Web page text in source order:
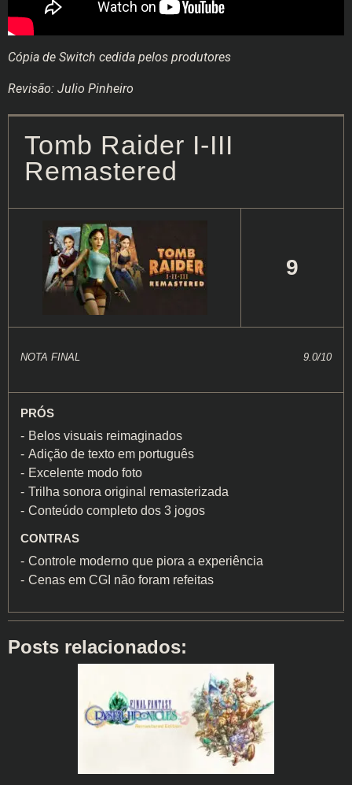
Cópia de Switch cedida pelos produtores
Revisão: Julio Pinheiro
Tomb Raider I-III
Remastered
9
NOTA FINAL 9.0/10
PRÓS
Belos visuais reimaginados
Adição de texto em português
Excelente modo foto
Trilha sonora original remasterizada
Conteúdo completo dos 3 jogos
CONTRAS
Controle moderno que piora a experiência
Cenas em CGI não foram refeitas
Posts relacionados: